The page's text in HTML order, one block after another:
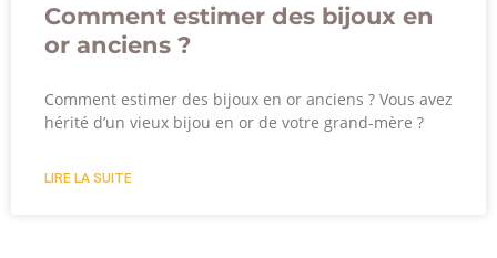
Comment estimer des bijoux en
or anciens ?
Comment estimer des bijoux en or anciens ? Vous avez
hérité d’un vieux bijou en or de votre grand-mère ?
LIRE LA SUITE